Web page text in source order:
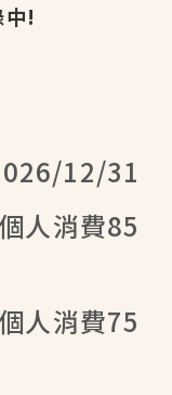
中!
12/31
人消費85
人消費75